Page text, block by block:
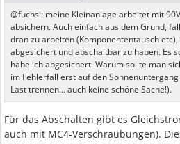
@fuchsi: meine Kleinanlage arbeitet mit
absichern. Auch einfach aus dem Grund,
dran zu arbeiten (Komponententausch
abgesichert und abschaltbar zu haben. Es
habe ich abgesichert. Warum sollte man
im Fehlerfall erst auf den
Last trennen... auch keine schöne Sache!).
Für das Abschalten gibt es
auch mit MC4-Verschraubungen).